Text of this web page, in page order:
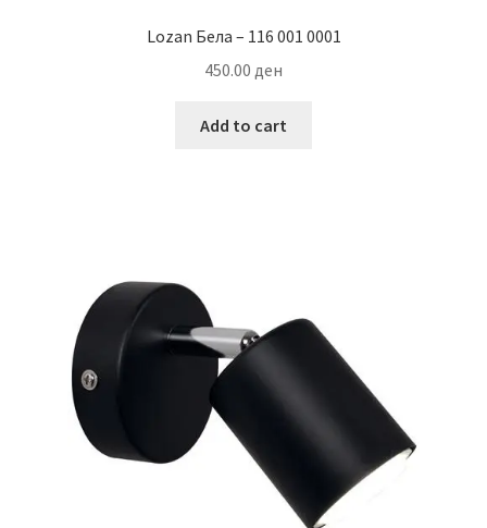
Lozan Бела – 116 001 0001
450.00 ден
Add to cart